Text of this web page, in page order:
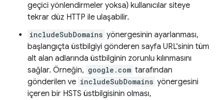
geçici yönlendirmeler yoksa) kullanıcılar siteye
tekrar düz HTTP ile ulaşabilir.
includeSubDomains yönergesinin ayarlanması,
başlangıçta üstbilgiyi gönderen sayfa URL'sinin tüm
alt alan adlarında üstbilginin zorunlu kılınmasını
sağlar. Örneğin, google.com tarafından
gönderilen ve includeSubDomains yönergesini
içeren bir HSTS üstbilgisinin olması,